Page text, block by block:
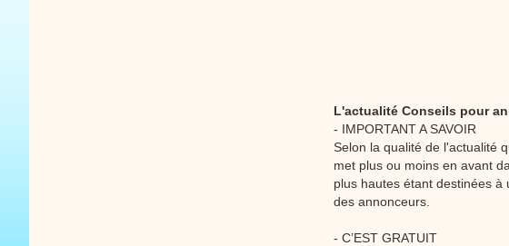
L'actualité Conseils pour
- IMPORTANT A SAVOIR
Selon la qualité de l'actualité
met plus ou moins en avant
plus hautes étant destinées
des annonceurs.
- C’EST GRATUIT